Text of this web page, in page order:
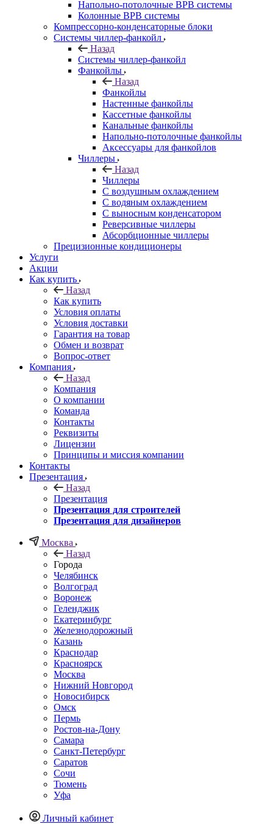
Напольно-потолочные ВРВ системы
Колонные ВРВ системы
Компрессорно-конденсаторные блоки
Системы чиллер-фанкойл
Назад
Системы чиллер-фанкойл
Фанкойлы
Назад
Фанкойлы
Настенные фанкойлы
Кассетные фанкойлы
Канальные фанкойлы
Напольно-потолочные фанкойлы
Аксессуары для фанкойлов
Чиллеры
Назад
Чиллеры
С воздушным охлаждением
С водяным охлаждением
С выносным конденсатором
Реверсивные чиллеры
Абсорбционные чиллеры
Прецизионные кондиционеры
Услуги
Акции
Как купить
Назад
Как купить
Условия оплаты
Условия доставки
Гарантия на товар
Обмен и возврат
Вопрос-ответ
Компания
Назад
Компания
О компании
Команда
Контакты
Реквизиты
Лицензии
Принципы и миссия компании
Контакты
Презентация
Назад
Презентация
Презентация для строителей
Презентация для дизайнеров
Москва
Назад
Города
Челябинск
Волгоград
Воронеж
Геленджик
Екатеринбург
Железнодорожный
Казань
Краснодар
Красноярск
Москва
Нижний Новгород
Новосибирск
Омск
Пермь
Ростов-на-Дону
Самара
Санкт-Петербург
Саратов
Сочи
Тюмень
Уфа
Личный кабинет